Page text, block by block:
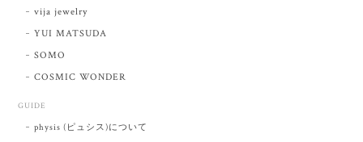
vija jewelry
YUI MATSUDA
SOMO
COSMIC WONDER
GUIDE
physis (ピュシス)について